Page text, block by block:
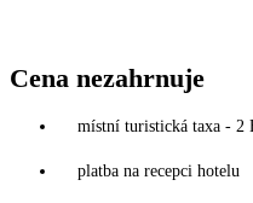
Cena nezahrnuje
místní turistická taxa - 2
platba na recepci hotelu